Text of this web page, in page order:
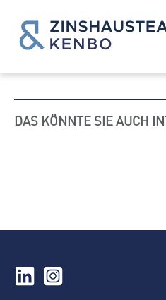
DAS KÖNNTE SIE AUCH